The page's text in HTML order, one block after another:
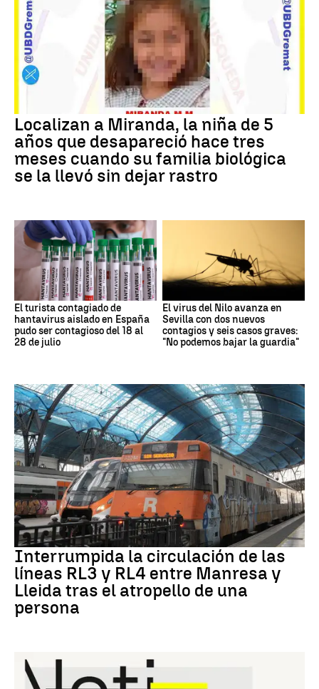
Localizan a Miranda, la niña de 5
años que desapareció hace tres
meses cuando su familia biológica
se la llevó sin dejar rastro
El turista contagiado de
hantavirus aislado en España
pudo ser contagioso del 18 al
28 de julio
El virus del Nilo avanza en
Sevilla con dos nuevos
contagios y seis casos graves:
"No podemos bajar la guardia"
RODALÍES
Interrumpida la circulación de las
líneas RL3 y RL4 entre Manresa y
Lleida tras el atropello de una
persona